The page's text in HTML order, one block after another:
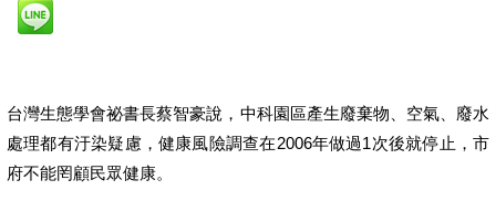
台灣生態學會祕書長蔡智豪說，中科園區產生廢棄物、空氣、廢水
處理都有汙染疑慮，健康風險調查在2006年做過1次後就停止，市
府不能罔顧民眾健康。